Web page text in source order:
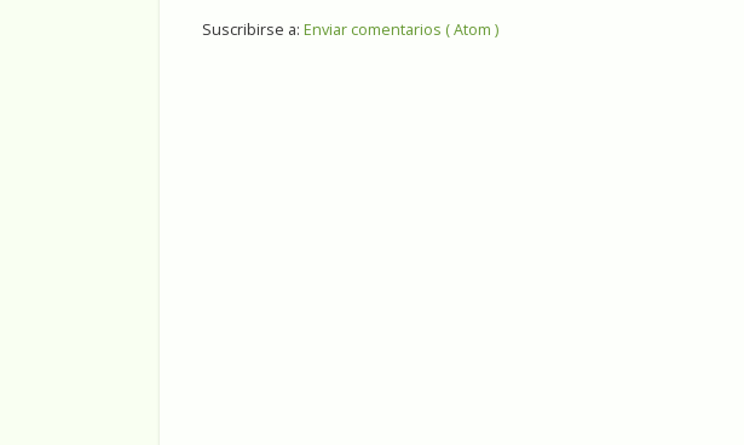
Suscribirse a: Enviar comentarios ( Atom )